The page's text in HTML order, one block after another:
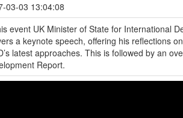
03-03 13:04:08
event UK Minister of State for International
a keynote speech, offering his reflections
latest approaches. This is followed by an
Report.